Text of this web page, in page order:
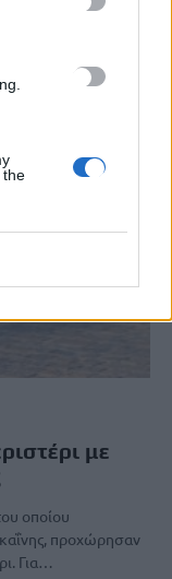
the
με
οποίου
προχώρησαν
Για…